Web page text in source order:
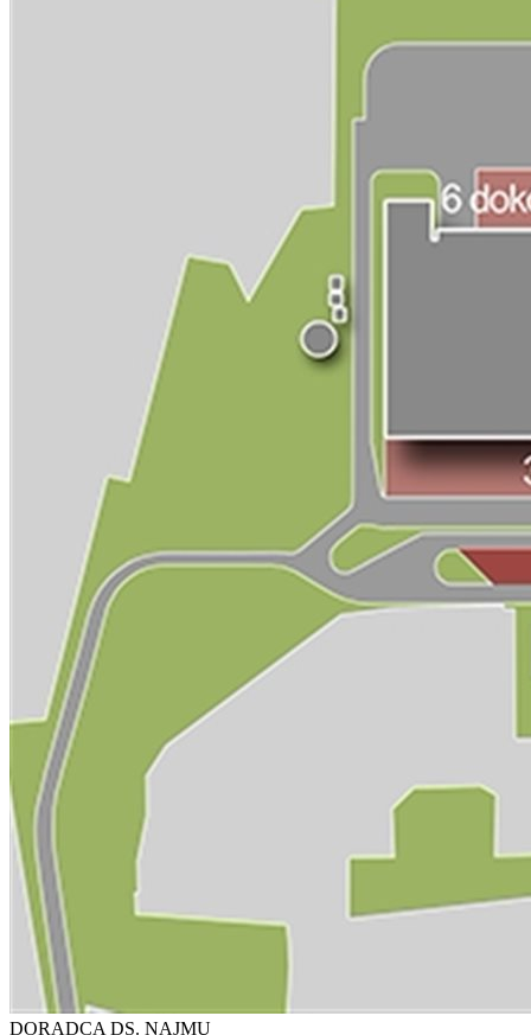
DORADCA DS. NAJMU